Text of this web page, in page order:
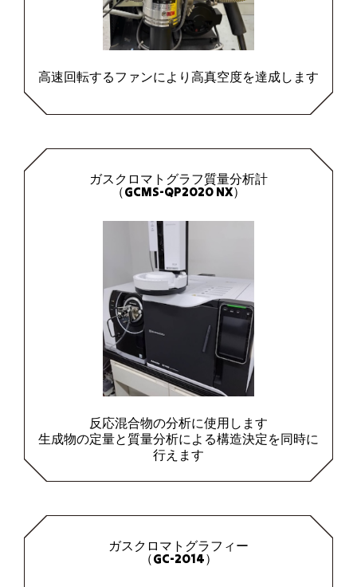
高速回転するファンにより高真空度を達成します
ガスクロマトグラフ質量分析計
（GCMS-QP2020 NX）
反応混合物の分析に使用します
生成物の定量と質量分析による構造決定を同時に
行えます
ガスクロマトグラフィー
（GC-2014）